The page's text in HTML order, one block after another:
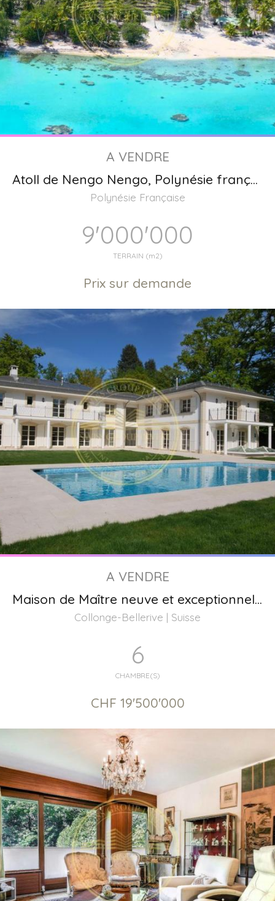
A VENDRE
Atoll de Nengo Nengo, Polynésie française
Polynésie Française
9'000'000
TERRAIN (m2)
Prix sur demande
A VENDRE
Maison de Maître neuve et exceptionnelle, Genève
Collonge-Bellerive | Suisse
6
CHAMBRE(S)
CHF 19'500'000